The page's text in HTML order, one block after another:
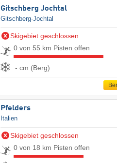
Gitschberg Jochtal
Gitschberg-Jochtal
Skigebiet geschlossen
0 von 55 km Pisten offen
- cm (Berg)
Pfelders
Italien
Skigebiet geschlossen
0 von 18 km Pisten offen